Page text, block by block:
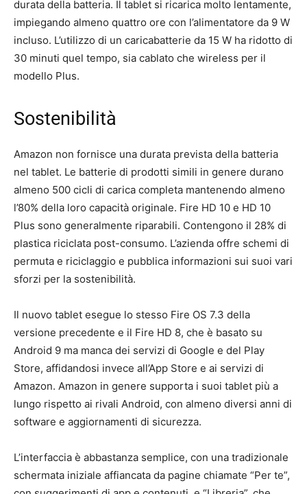
durata della batteria. Il tablet si ricarica molto lentamente,
impiegando almeno quattro ore con l’alimentatore da 9 W
incluso. L’utilizzo di un caricabatterie da 15 W ha ridotto di
30 minuti quel tempo, sia cablato che wireless per il
modello Plus.
Sostenibilità
Amazon non fornisce una durata prevista della batteria
nel tablet. Le batterie di prodotti simili in genere durano
almeno 500 cicli di carica completa mantenendo almeno
l’80% della loro capacità originale. Fire HD 10 e HD 10
Plus sono generalmente riparabili. Contengono il 28% di
plastica riciclata post-consumo. L’azienda offre schemi di
permuta e riciclaggio e pubblica informazioni sui suoi vari
sforzi per la sostenibilità.
Il nuovo tablet esegue lo stesso Fire OS 7.3 della
versione precedente e il Fire HD 8, che è basato su
Android 9 ma manca dei servizi di Google e del Play
Store, affidandosi invece all’App Store e ai servizi di
Amazon. Amazon in genere supporta i suoi tablet più a
lungo rispetto ai rivali Android, con almeno diversi anni di
software e aggiornamenti di sicurezza.
L’interfaccia è abbastanza semplice, con una tradizionale
schermata iniziale affiancata da pagine chiamate “Per te”,